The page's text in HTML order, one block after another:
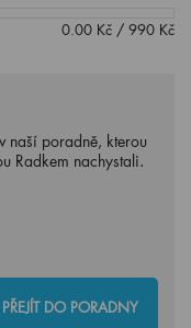
0.00 Kč / 990 Kč
naší poradně, kterou
Radkem nachystali.
PŘEJÍT DO PORADNY